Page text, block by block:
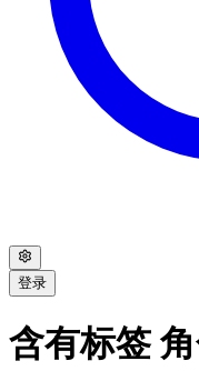
登录
含有标签